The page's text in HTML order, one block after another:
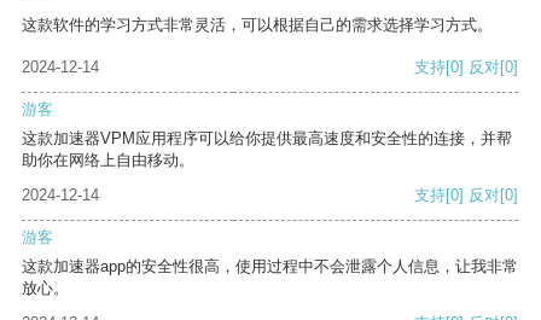
这款软件的学习方式非常灵活，可以根据自己的需求选择学习方式。
2024-12-14 支持[0] 反对[0]
游客
这款加速器VPM应用程序可以给你提供最高速度和安全性的连接，并帮
助你在网络上自由移动。
2024-12-14
支持[0] 反对[0]
游客
这款加速器app的安全性很高，使用过程中不会泄露个人信息，让我非常
放心。